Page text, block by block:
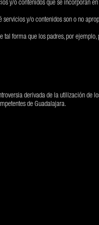
y/o contenidos que se incorporan en
y/o contenidos son o no
tal forma que los padres, por ejemplo,
derivada de la utilización de
de Guadalajara.